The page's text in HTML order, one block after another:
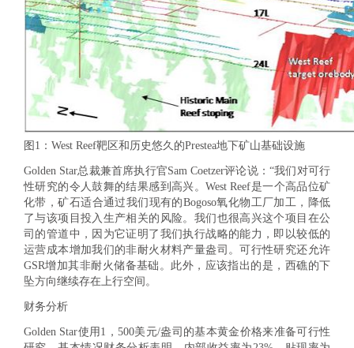
图1：West Reef靶区和历史悠久的Prestea地下矿山基础设施
Golden Star总裁兼首席执行官Sam Coetzer评论说：“我们对可行
性研究的令人鼓舞的结果感到高兴。West Reef是一个高品位矿
化带，矿石适合通过我们现有的Bogoso氧化物工厂加工，降低
了与该项目投入生产相关的风险。我们也很高兴这个项目在公
司的管道中，因为它证明了我们执行战略的能力，即以较低的
运营成本增加我们的非耐火材料产量盎司。可行性研究还允许
GSR增加其非耐火储备基础。此外，应该指出的是，西礁的下
坠方向继续存在上行空间。
财务分析
Golden Star使用1，500美元/盎司的基本黄金价格来准备可行性